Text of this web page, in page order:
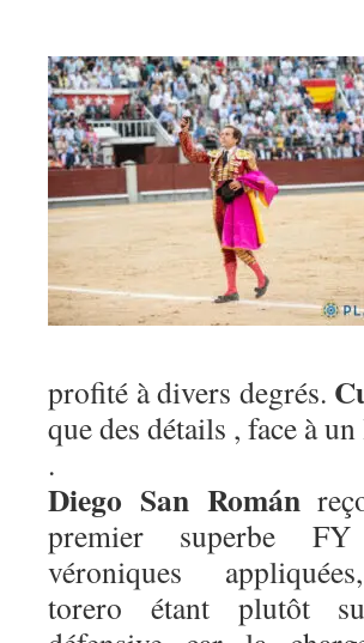
profité à divers degrés.
que des détails , face à
.
Diego San Román
premier superbe
véroniques
torero étant plutôt